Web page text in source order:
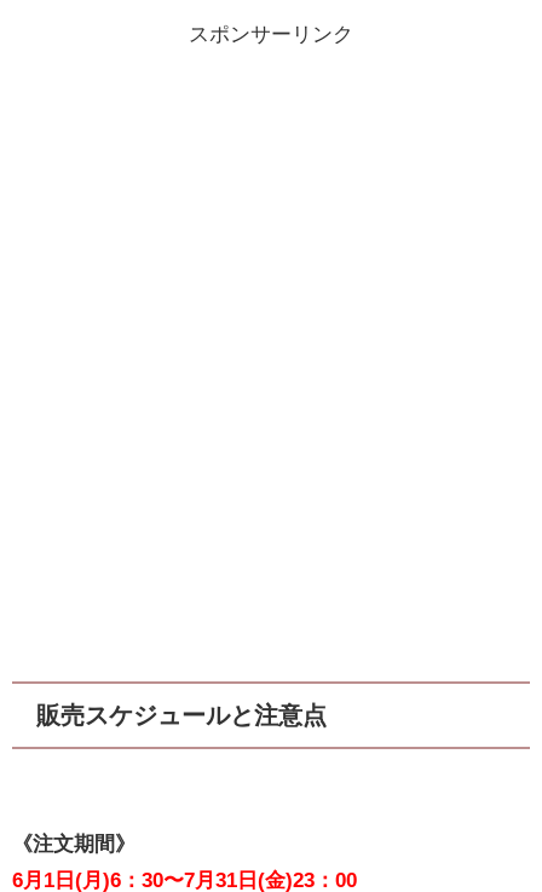
スポンサーリンク
販売スケジュールと注意点
《注文期間》
6月1日(月)6：30〜7月31日(金)23：00